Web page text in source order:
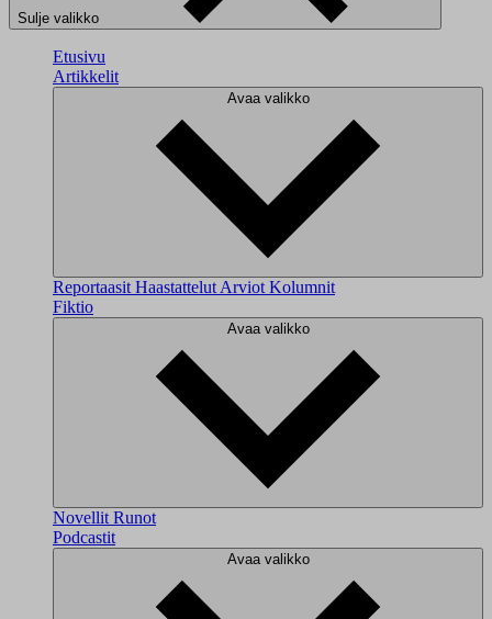
Sulje valikko
Etusivu
Artikkelit
Avaa valikko
Reportaasit Haastattelut Arviot Kolumnit
Fiktio
Avaa valikko
Novellit Runot
Podcastit
Avaa valikko